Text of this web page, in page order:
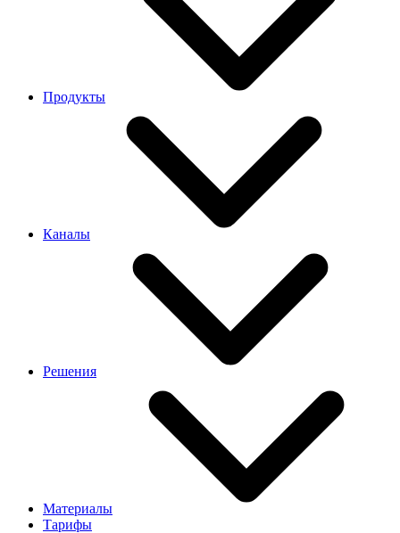
Продукты
Каналы
Решения
Материалы
Тарифы